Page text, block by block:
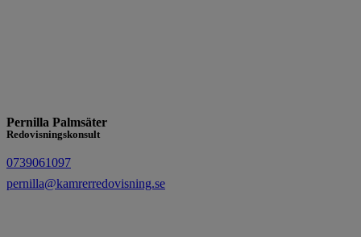
Pernilla Palmsäter
Redovisningskonsult
0739061097
pernilla@kamrerredovisning.se